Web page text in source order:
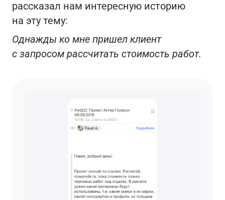
рассказал нам интересную историю
на эту тему:
Однажды ко мне пришел клиент
с запросом рассчитать стоимость работ.